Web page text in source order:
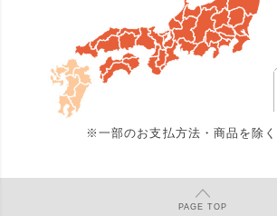
※一部のお支払方法・商品を除く
PAGETOP